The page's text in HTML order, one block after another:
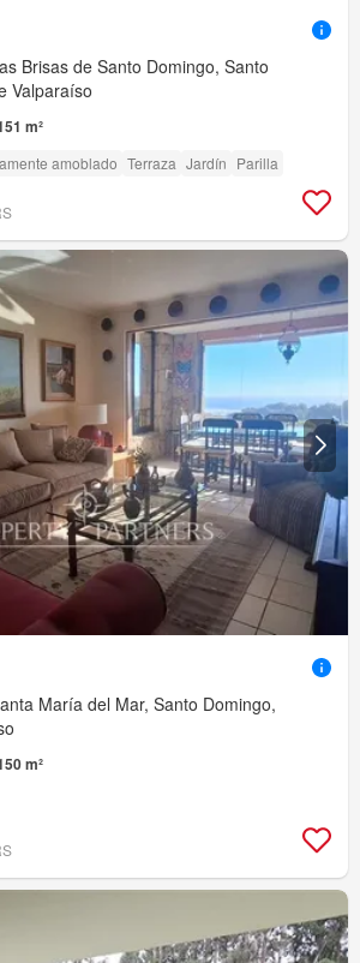
Brisas de Santo Domingo, Santo
Valparaíso
m²
amoblado Terraza Jardín Parilla
María del Mar, Santo Domingo,
m²